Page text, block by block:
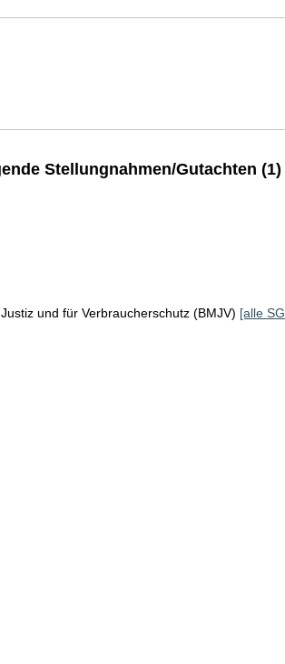
Stellungnahmen/Gutachten (1)
und für Verbraucherschutz (BMJV) [alle SG